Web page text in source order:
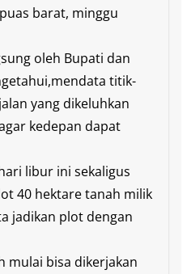
barat, minggu
oleh Bupati dan
titik-
yang dikeluhkan
kedepan dapat
libur ini sekaligus
40 hektare tanah milik
jadikan plot dengan
mulai bisa dikerjakan